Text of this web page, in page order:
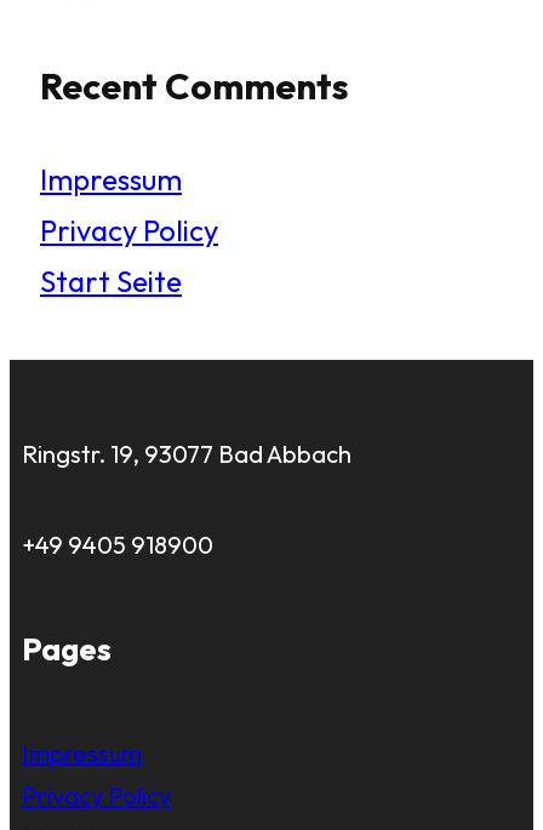
Recent Comments
Impressum
Privacy Policy
Start Seite
Ringstr. 19, 93077 Bad Abbach
+49 9405 918900
Pages
Impressum
Privacy Policy